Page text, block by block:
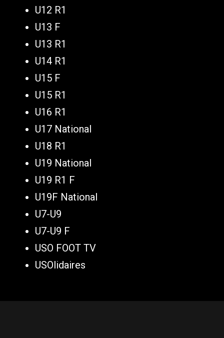
U12 R1
U13 F
U13 R1
U14 R1
U15 F
U15 R1
U16 R1
U17 National
U18 R1
U19 National
U19 R1 F
U19F National
U7-U9
U7-U9 F
USO FOOT TV
USOlidaires